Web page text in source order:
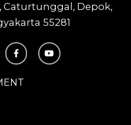
Caturtunggal, Depok,
55281
F
a
c
b
o
Y
o
u